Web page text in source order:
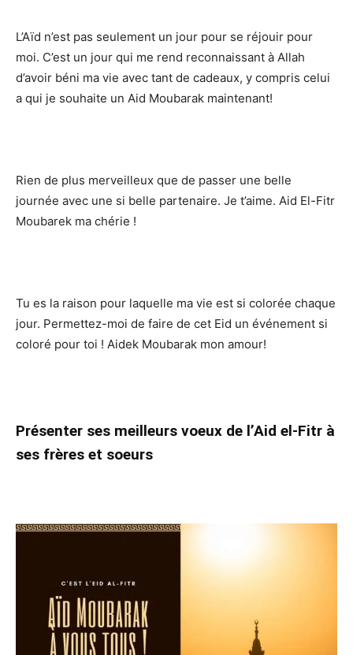
L’Aïd n’est pas seulement un jour pour se réjouir pour
moi. C’est un jour qui me rend reconnaissant à Allah
d’avoir béni ma vie avec tant de cadeaux, y compris celui
a qui je souhaite un Aid Moubarak maintenant!
Rien de plus merveilleux que de passer une belle
journée avec une si belle partenaire. Je t’aime. Aid El-Fitr
Moubarek ma chérie !
Tu es la raison pour laquelle ma vie est si colorée chaque
jour. Permettez-moi de faire de cet Eid un événement si
coloré pour toi ! Aidek Moubarak mon amour!
Présenter ses meilleurs voeux de l’Aid el-Fitr à
ses frères et soeurs